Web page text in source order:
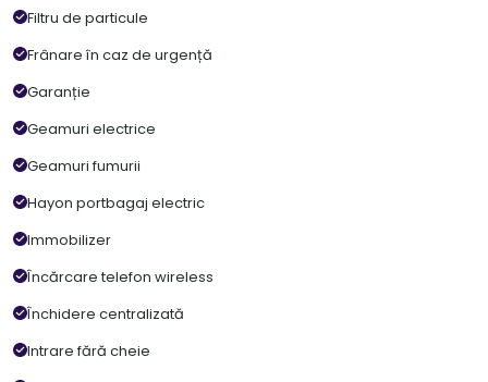
Filtru de particule
Frânare în caz de urgență
Garanție
Geamuri electrice
Geamuri fumurii
Hayon portbagaj electric
Immobilizer
Încărcare telefon wireless
Închidere centralizată
Intrare fără cheie